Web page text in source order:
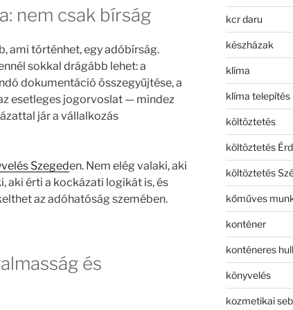
nem csak bírság
ami történhet, egy adóbírság.
sokkal drágább lehet: a
dokumentáció összegyűjtése, a
esetleges jogorvoslat — mindez
jár a vállalkozás
Szegeden. Nem elég valaki, aki
aki érti a kockázati logikát is, és
az adóhatóság szemében.
és
kcr daru
készházak
klíma
klíma telepítés
költöztetés
költöztetés Érd
költöztetés
kőműves
konténer
konténeres
könyvelés
kozmetikai